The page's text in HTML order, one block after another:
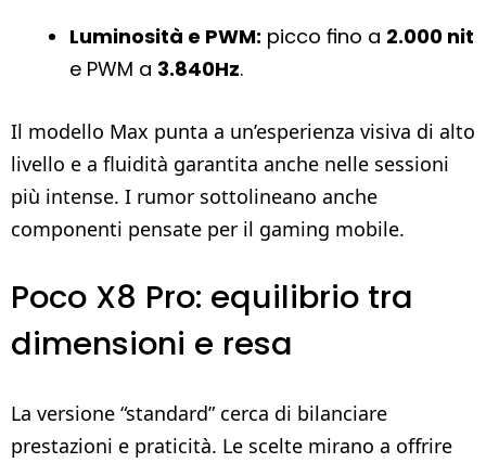
Luminosità e PWM: picco fino a 2.000 nit
e PWM a 3.840Hz.
Il modello Max punta a un’esperienza visiva di alto
livello e a fluidità garantita anche nelle sessioni
più intense. I rumor sottolineano anche
componenti pensate per il gaming mobile.
Poco X8 Pro: equilibrio tra
dimensioni e resa
La versione “standard” cerca di bilanciare
prestazioni e praticità. Le scelte mirano a offrire